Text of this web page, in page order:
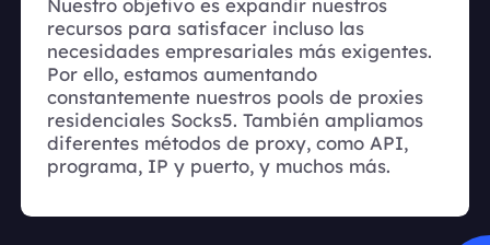
Nuestro objetivo es expandir nuestros
recursos para satisfacer incluso las
necesidades empresariales más exigentes.
Por ello, estamos aumentando
constantemente nuestros pools de proxies
residenciales Socks5. También ampliamos
diferentes métodos de proxy, como API,
programa, IP y puerto, y muchos más.